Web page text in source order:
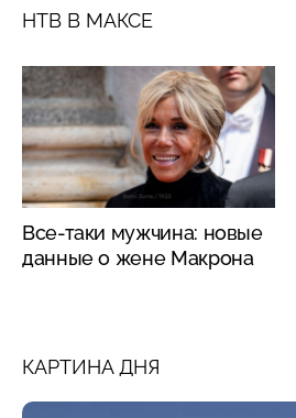
НТВ В МАКСЕ
Все-таки мужчина: новые
данные о жене Макрона
КАРТИНА ДНЯ